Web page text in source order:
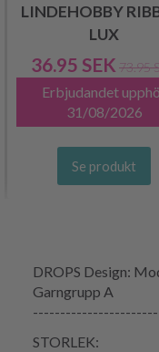
LINDEHOBBY
LUX
36.95 SEK 73.95
Erbjudandet
31/08/2026
Se produkt
DROPS Design:
Garngrupp A
STORLEK: